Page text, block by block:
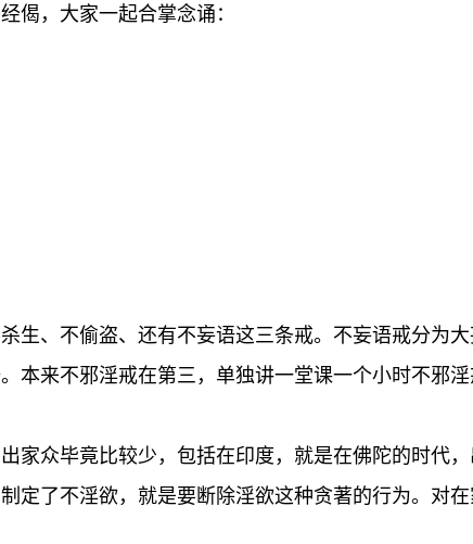
偈，大家一起合掌念诵：
生、不偷盗、还有不妄语这三条戒。不妄语戒分为
来不邪淫戒在第三，单独讲一堂课一个小时不邪淫
家众毕竟比较少，包括在印度，就是在佛陀的时代，
定了不淫欲，就是要断除淫欲这种贪著的行为。对